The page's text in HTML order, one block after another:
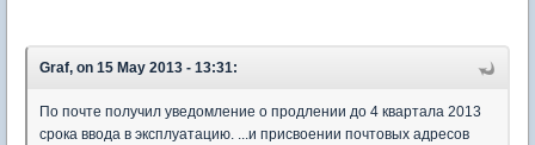
Graf, on 15 May 2013 - 13:31:
По почте получил уведомление о продлении до 4 квартала 2013
срока ввода в эксплуатацию. ...и присвоении почтовых адресов